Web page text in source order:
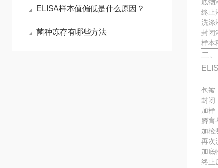
ELISA样本值偏低是什么原因？
菌种冻存有哪些方法
底物
终止
洗涤
封闭
样本
二
包被
封闭
加样
孵育
加检
再次
加底
终止